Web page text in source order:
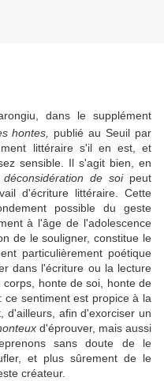
dans le supplément
hontes
publié au Seuil par
littéraire s'il en est, et
sensible. Il s'agit bien, en
déconsidération de soipeut
d'écriture littéraire. Cette
possible du geste
à l'âge de l'adolescence
de le souligner, constitue le
particulièrement poétique
dans l'écriture ou la lecture
honte de soi, honte de
sentiment est propice à la
d'ailleurs, afin d'exorciser un
d'éprouver, mais aussi
sans doute de le
et plus sûrement de le
créateur.